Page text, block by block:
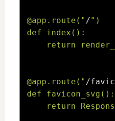
@app.route(" /")
def index():
return
@app.route(" /
def favicon_svg():
return